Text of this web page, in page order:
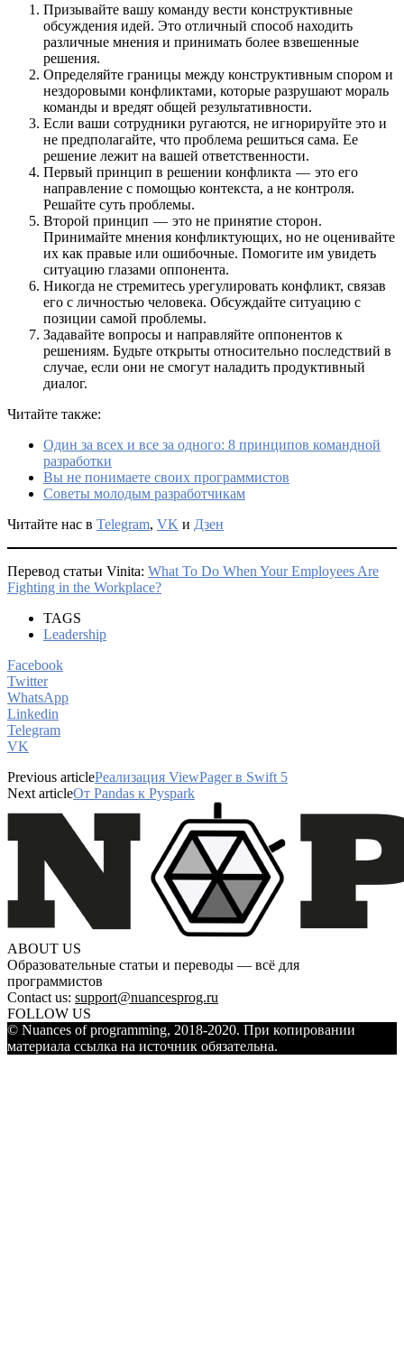
Призывайте вашу команду вести конструктивные
обсуждения идей. Это отличный способ находить
различные мнения и принимать более взвешенные
решения.
Определяйте границы между конструктивным спором и
нездоровыми конфликтами, которые разрушают мораль
команды и вредят общей результативности.
Если ваши сотрудники ругаются, не игнорируйте это и
не предполагайте, что проблема решиться сама. Ее
решение лежит на вашей ответственности.
Первый принцип в решении конфликта — это его
направление с помощью контекста, а не контроля.
Решайте суть проблемы.
Второй принцип — это не принятие сторон.
Принимайте мнения конфликтующих, но не оценивайте
их как правые или ошибочные. Помогите им увидеть
ситуацию глазами оппонента.
Никогда не стремитесь урегулировать конфликт, связав
его с личностью человека. Обсуждайте ситуацию с
позиции самой проблемы.
Задавайте вопросы и направляйте оппонентов к
решениям. Будьте открыты относительно последствий в
случае, если они не смогут наладить продуктивный
диалог.
Читайте также:
Один за всех и все за одного: 8 принципов командной
разработки
Вы не понимаете своих программистов
Советы молодым разработчикам
Читайте нас в Telegram, VK и Дзен
Перевод статьи Vinita: What To Do When Your Employees Are
Fighting in the Workplace?
TAGS
Leadership
Facebook
Twitter
WhatsApp
Linkedin
Telegram
VK
Previous articleРеализация ViewPager в Swift 5
Next articleОт Pandas к Pyspark
ABOUT US
Образовательные статьи и переводы — всё для
программистов
Contact us: support@nuancesprog.ru
FOLLOW US
© Nuances of programming, 2018-2020. При копировании
материала ссылка на источник обязательна.